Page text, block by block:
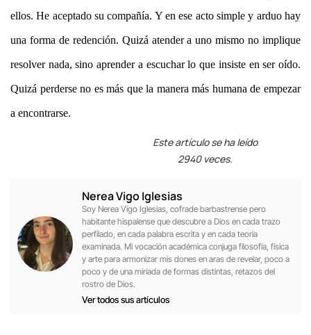
ellos. He aceptado su compañía. Y en ese acto simple y arduo hay
una forma de redención. Quizá atender a uno mismo no implique
resolver nada, sino aprender a escuchar lo que insiste en ser oído.
Quizá perderse no es más que la manera más humana de empezar
a encontrarse.
Este artículo se ha leído
2940 veces.
Nerea Vigo Iglesias
Soy Nerea Vigo Iglesias, cofrade barbastrense pero
habitante hispalense que descubre a Dios en cada trazo
perfilado, en cada palabra escrita y en cada teoría
examinada. Mi vocación académica conjuga filosofía, física
y arte para armonizar mis dones en aras de revelar, poco a
poco y de una miríada de formas distintas, retazos del
rostro de Dios.
Ver todos sus artículos